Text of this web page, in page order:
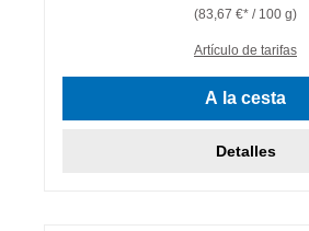
(83,67 €* / 100 g)
Artículo de tarifas
A la cesta
Detalles